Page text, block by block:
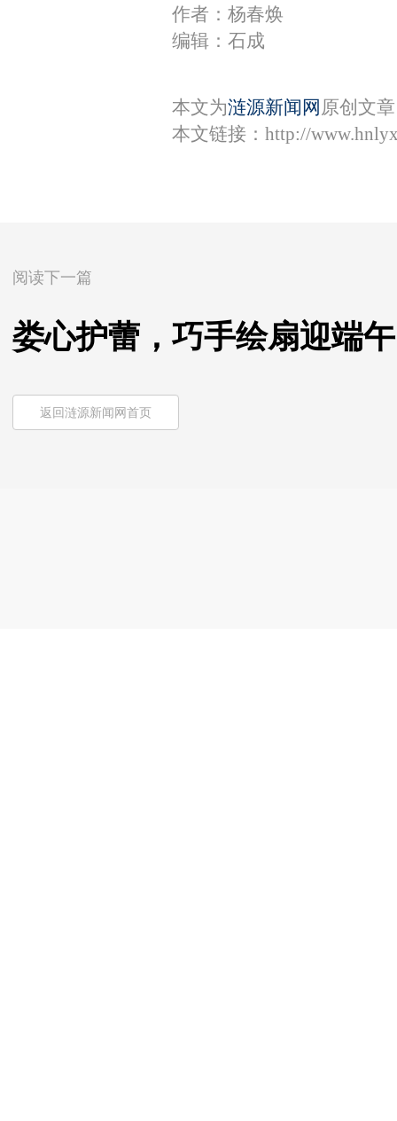
作者：杨春焕
编辑：石成
本文为涟源新闻网 原创文
本文链接： http://
阅读下一篇
娄心护蕾，巧手绘扇迎端
返回涟源新闻网首页